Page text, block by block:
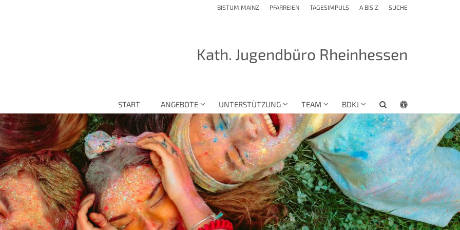
BISTUM MAINZ PFARREIEN TAGESIMPULS A BIS Z SUCHE
Kath. Jugendbüro Rheinhessen
START ANGEBOTE UNTERSTÜTZUNG TEAM BDKJ